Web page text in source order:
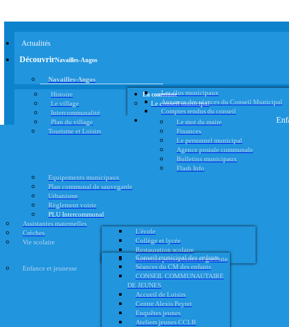
Actualités
DécouvrirNavailles-Angos
Navailles-Angos
Histoire
Le village
Intercommunalité
Plan du village
Tourisme et Loisirs
La commune
Le conseil municipal
Les élus municipaux
Annonce des séances du Conseil Municipal
Comptes rendus du conseil
Le mot du maire
Finances
Le personnel municipal
Agence postale communale
Bulletins municipaux
Flash Info
Equipements municipaux
Plan communal de sauvegarde
Urbanisme
Règlement voirie
PLU Intercommunal
Assistantes maternelles
Crèches
Vie scolaire
L'école
Collège et lycée
Restauration scolaire
Activités périscolaires et garderie
Enfance et jeunesse
Conseil municipal des enfants
Séances du CM des enfants
CONSEIL COMMUNAUTAIRE
DE JEUNES
Accueil de Loisirs
Centre Alexis Peyret
Enquêtes jeunes
Ateliers jeunes CCLB